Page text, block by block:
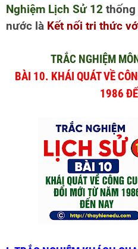
Nghiệm Lịch Sử 12 thống
nước là Kết nối tri thức
TRẮC NGHIỆM
BÀI 10. KHÁI QUÁT VỀ
1986